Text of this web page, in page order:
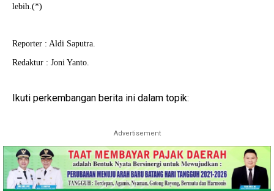
lebih.(*)
Reporter : Aldi Saputra.
Redaktur : Joni Yanto.
Ikuti perkembangan berita ini dalam topik:
Advertisement